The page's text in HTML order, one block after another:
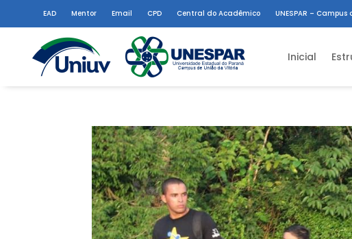
EAD Mentor Email CPD Central do Acadêmico UNESPAR –
Inicial